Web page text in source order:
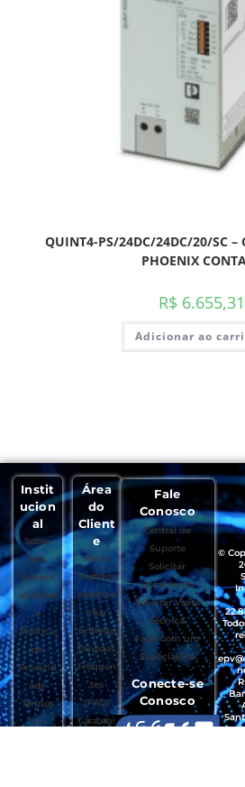
QUINT4-PS/24DC/24DC/20/SC –
PHOENIX
R$ 6.655,31
Adicionar ao
Instit
ucion
al
Sobre
Nós
Sustent
abilidad
e
Política
de
Privacid
ade
Termos
e
Área
do
Client
e
Meus
Pedidos
Acompa
nhar
Entrega
Dúvidas
Frequen
tes
(FAQ)
Garantias
Fale
Conosco
Central de
Suporte
Solicitar
Orçamento
Solicitar Visita
Técnica
Falar com um
Especialista
Conecte-se
Conosco
©